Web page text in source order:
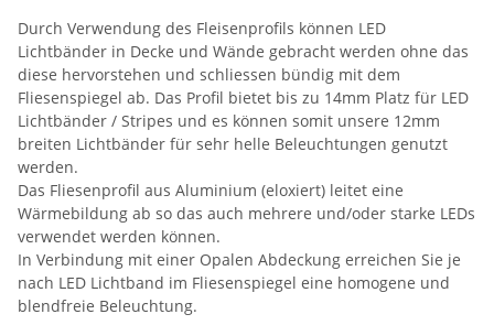
Durch Verwendung des Fleisenprofils können LED
Lichtbänder in Decke und Wände gebracht werden ohne das
diese hervorstehen und schliessen bündig mit dem
Fliesenspiegel ab. Das Profil bietet bis zu 14mm Platz für LED
Lichtbänder / Stripes und es können somit unsere 12mm
breiten Lichtbänder für sehr helle Beleuchtungen genutzt
werden.
Das Fliesenprofil aus Aluminium (eloxiert) leitet eine
Wärmebildung ab so das auch mehrere und/oder starke LEDs
verwendet werden können.
In Verbindung mit einer Opalen Abdeckung erreichen Sie je
nach LED Lichtband im Fliesenspiegel eine homogene und
blendfreie Beleuchtung.